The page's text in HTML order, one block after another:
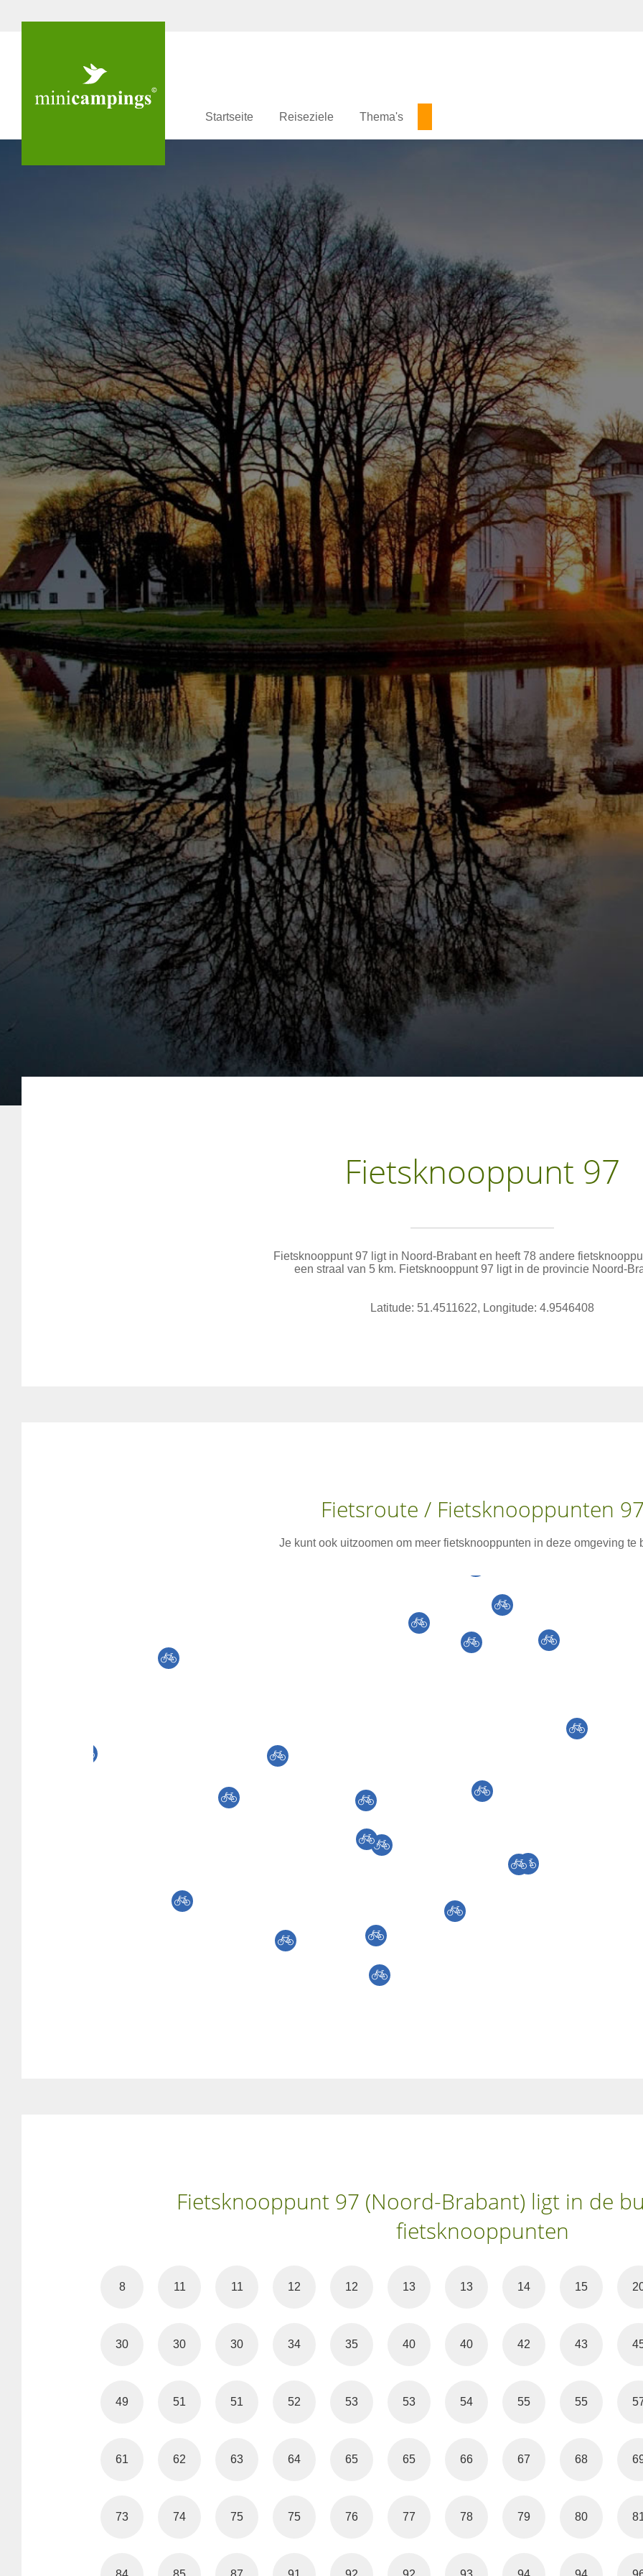
Startseite Reiseziele Thema's
Fietsknooppunt 97
Fietsknooppunt 97 ligt in Noord-Brabant en heeft 78 andere
een straal van 5 km. Fietsknooppunt 97 ligt in de provincie Noord-
Latitude: 51.4511622, Longitude: 4.9546408
Fietsroute / Fietsknooppunten 97
Je kunt ook uitzoomen om meer fietsknooppunten in deze omgeving te
Fietsknooppunt 97 (Noord-Brabant) ligt in de
fietsknooppunten
8 11 11 12 12 13 13 14 15
30 30 30 34 35 40 40 42 43
49 51 51 52 53 53 54 55 55
61 62 63 64 65 65 66 67 68
73 74 75 75 76 77 78 79 80